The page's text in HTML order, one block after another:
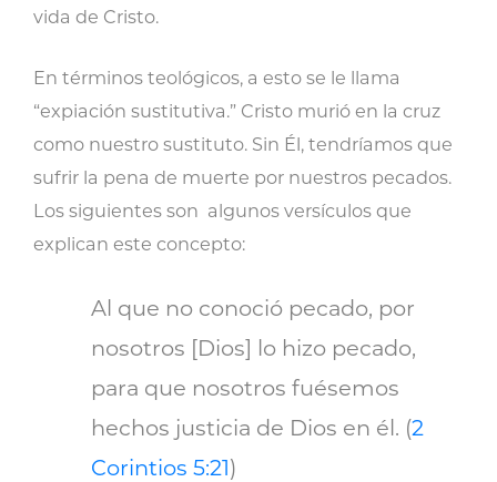
vida de Cristo.
En términos teológicos, a esto se le llama
“expiación sustitutiva.” Cristo murió en la cruz
como nuestro sustituto. Sin Él, tendríamos que
sufrir la pena de muerte por nuestros pecados.
Los siguientes son algunos versículos que
explican este concepto:
Al que no conoció pecado, por
nosotros [Dios] lo hizo pecado,
para que nosotros fuésemos
hechos justicia de Dios en él. (2
Corintios 5:21)